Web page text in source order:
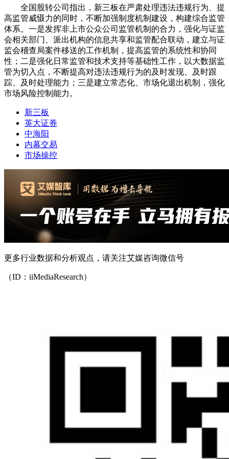
全国股转公司指出，新三板在严肃处理违法违规行为、提
高监管威慑力的同时，不断加强制度机制建设，构建综合监管
体系。一是发挥非上市公众公司监管机制的合力，强化与证监
会相关部门、派出机构的信息共享和监管配合联动，建立与证
监会稽查局案件移送的工作机制，提高监管的系统性和协同
性；二是强化日常监管和技术支持等基础性工作，以大数据监
管为切入点，不断提高对违法违规行为的及时发现、及时跟
踪、及时处理能力；三是建立常态化、市场化退出机制，强化
市场风险控制能力。
新三板
英大证券
中海阳
内幕交易
市场操控
更多行业数据和分析观点，请关注艾媒咨询微信号
（ID：iiMediaResearch）